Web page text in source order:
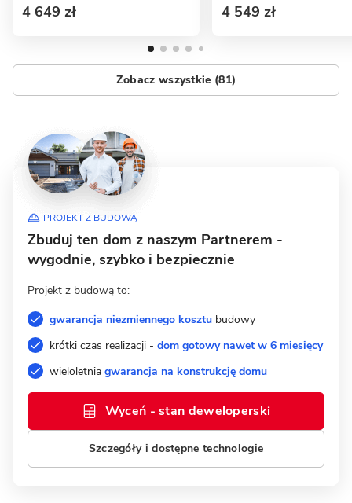
4 649 zł 4 549 zł
Zobacz wszystkie (81)
PROJEKT Z BUDOWĄ
Zbuduj ten dom z naszym Partnerem -
wygodnie, szybko i bezpiecznie
Projekt z budową to:
gwarancja niezmiennego kosztu budowy
krótki czas realizacji - dom gotowy nawet w 6 miesięcy
wieloletnia gwarancja na konstrukcję domu
Szczegóły i dostępne technologie
Wyceń - stan deweloperski